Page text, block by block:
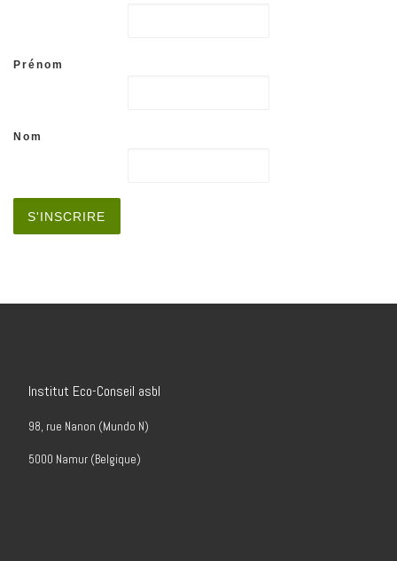
Prénom
Nom
Institut Eco-Conseil asbl
98, rue Nanon (Mundo N)
5000 Namur (Belgique)